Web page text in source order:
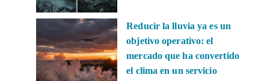
Reducir la lluvia ya es un
objetivo operativo: el
mercado que ha convertido
el clima en un servicio